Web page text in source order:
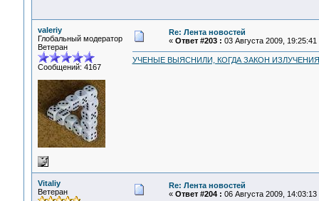
valeriy
Глобальный модератор
Ветеран
Сообщений: 4167
Re: Лента новостей
« Ответ #203 : 03 Августа 2009, 19:25:41
УЧЕНЫЕ ВЫЯСНИЛИ, КОГДА ЗАКОН
Vitaliy
Ветеран
Re: Лента новостей
« Ответ #204 : 06 Августа 2009, 14:03:13